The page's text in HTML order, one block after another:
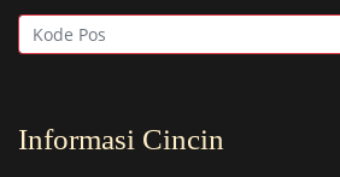
Informasi Cincin